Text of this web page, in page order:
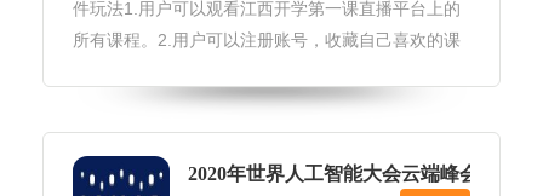
件玩法1.用户可以观看江西开学第一课直播平台上的
所有课程。2.用户可以注册账号，收藏自己喜欢的课
直播平台上的讨论区与其他用户交流。4.用户可以通
过江西开学第一课直播平
2020年世界人工智能大会云端峰会直播+